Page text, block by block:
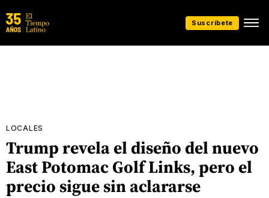
Suscríbete
LOCALES
Trump revela el diseño del nuevo
East Potomac Golf Links, pero el
precio sigue sin aclararse